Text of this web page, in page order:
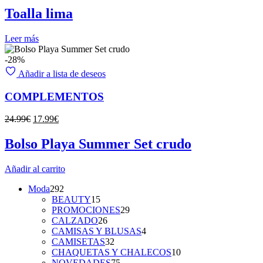
original
era:
es:
Toalla lima
Leer más
-28%
Añadir a lista de deseos
COMPLEMENTOS
24.99€ El
original
era:
17.99€El
actual
es:
Bolso Playa Summer Set crudo
Añadir al carrito
Moda292
productos
BEAUTY1515
productos
PROMOCIONES2929
CALZADO2626
productos
CAMISAS Y BLUSAS44
CAMISETAS32
productos
CHAQUETAS Y CHALECOS1010